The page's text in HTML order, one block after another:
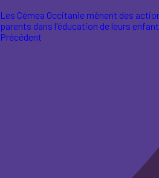
Les Cémea Occitanie mènent des
parents dans l'éducation de leurs
Précédent